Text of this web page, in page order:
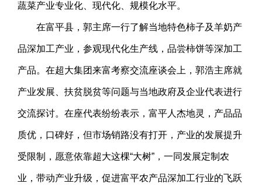
蔬菜产业专业化、现代化、规模化水平。
在富平县，郭主席一行了解当地特色柿子及羊奶产
品深加工产业，参观现代化生产线，品尝柿饼等深加工
产品。在超大集团来富考察交流座谈会上，郭浩主席就
产业发展、扶贫脱贫等问题与当地政府及企业代表进行
交流探讨。在座代表纷纷表示，富平人杰地灵，产品品
质优，口碑好，但市场销路没有打开，产业的发展提升
受限制，愿意依靠超大这棵“大树”，一同发展定制农
业，带动产业升级，促进富平农产品深加工行业的飞跃